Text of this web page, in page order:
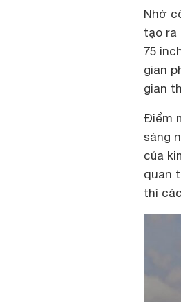
Nhờ
tạo ra
75
gian
gian
Điểm
sáng
của
quan
thì